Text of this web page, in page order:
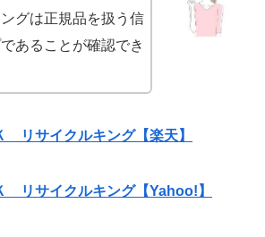
グは正規品を扱う信
あることが確認でき
リサイクルキング【楽天】
リサイクルキング【Yahoo!】